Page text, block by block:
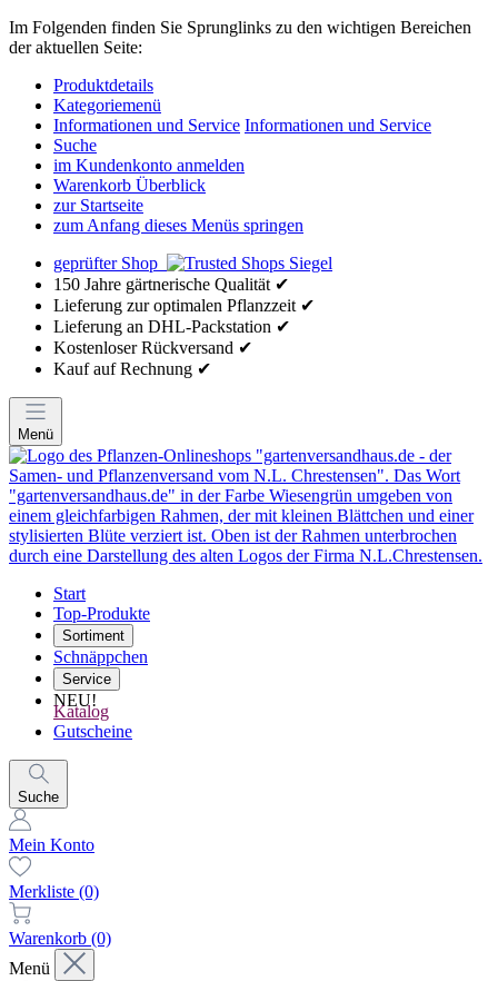
Im Folgenden finden Sie Sprunglinks zu den wichtigen Bereichen
der aktuellen Seite:
Produktdetails
Kategoriemenü
Informationen und Service Informationen und Service
Suche
im Kundenkonto anmelden
Warenkorb Überblick
zur Startseite
zum Anfang dieses Menüs springen
geprüfter Shop
150 Jahre gärtnerische Qualität ✔
Lieferung zur optimalen Pflanzzeit ✔
Lieferung an DHL-Packstation ✔
Kostenloser Rückversand ✔
Kauf auf Rechnung ✔
Menü
Start
Top-Produkte
Sortiment
Schnäppchen
Service
NEU!
Katalog
Gutscheine
Suche
Mein Konto
Merkliste (0)
Warenkorb (0)
Menü